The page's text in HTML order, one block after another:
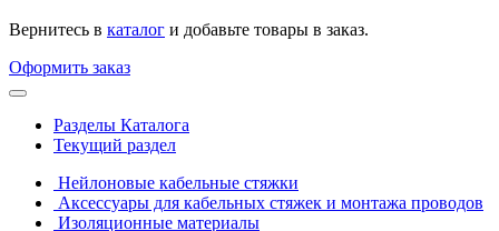
Вернитесь в каталог и добавьте товары в заказ.
Оформить заказ
Разделы Каталога
Текущий раздел
Нейлоновые кабельные стяжки
Аксессуары для кабельных стяжек и монтажа проводов
Изоляционные материалы